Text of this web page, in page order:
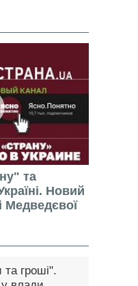
та
Новий
Медведєвої
гроші".